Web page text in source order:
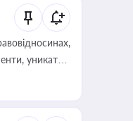
уникати